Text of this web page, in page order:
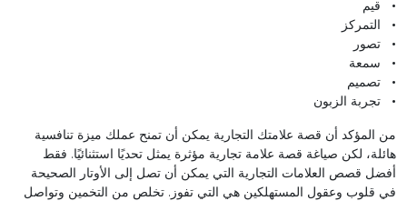
• قيم
• التمركز
• تصور
• سمعة
• تصميم
• تجربة الزبون
من المؤكد أن قصة علامتك التجارية يمكن أن تمنح عملك ميزة تنافسية
هائلة، لكن صياغة قصة علامة تجارية مؤثرة يمثل تحديًا استثنائيًا. فقط
أفضل قصص العلامات التجارية التي يمكن أن تصل إلى الأوتار الصحيحة
في قلوب وعقول المستهلكين هي التي تفوز. تخلص من التخمين وتواصل